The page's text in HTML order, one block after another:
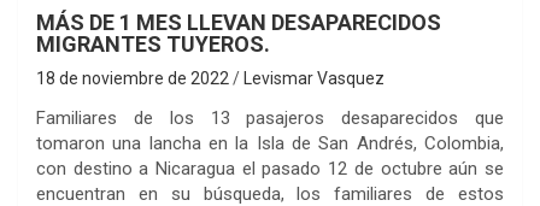
MÁS DE 1 MES LLEVAN DESAPARECIDOS
MIGRANTES TUYEROS.
18 de noviembre de 2022 Levismar Vasquez
Familiares de los 13 pasajeros desaparecidos que
tomaron una lancha en la Isla de San Andrés, Colombia,
con destino a Nicaragua el pasado 12 de octubre aún se
encuentran en su búsqueda, los familiares de estos